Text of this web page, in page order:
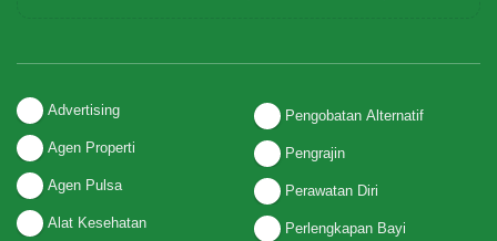
Advertising
Agen Properti
Agen Pulsa
Alat Kesehatan
Pengobatan Alternatif
Pengrajin
Perawatan Diri
Perlengkapan Bayi